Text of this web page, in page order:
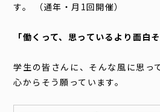
す。 （通年・月1回開催）
「働くって、思っているより面白
学生の皆さんに、そんな風に思っ
心からそう願っています。